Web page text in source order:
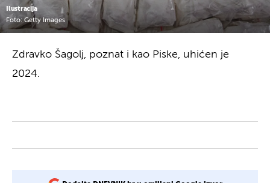
Ilustracija
Foto: Getty Images
Zdravko Šagolj, poznat i kao Piske, uhićen je
2024.